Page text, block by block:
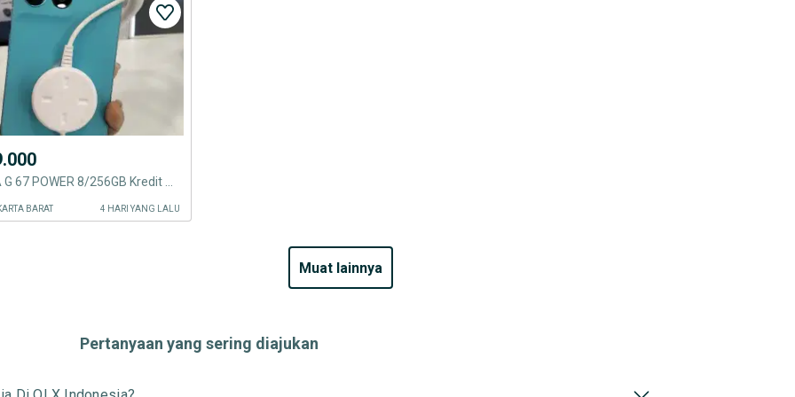
BARAT 4 HARI YANG LALU
muat lainnya
Pertanyaan yang sering diajukan